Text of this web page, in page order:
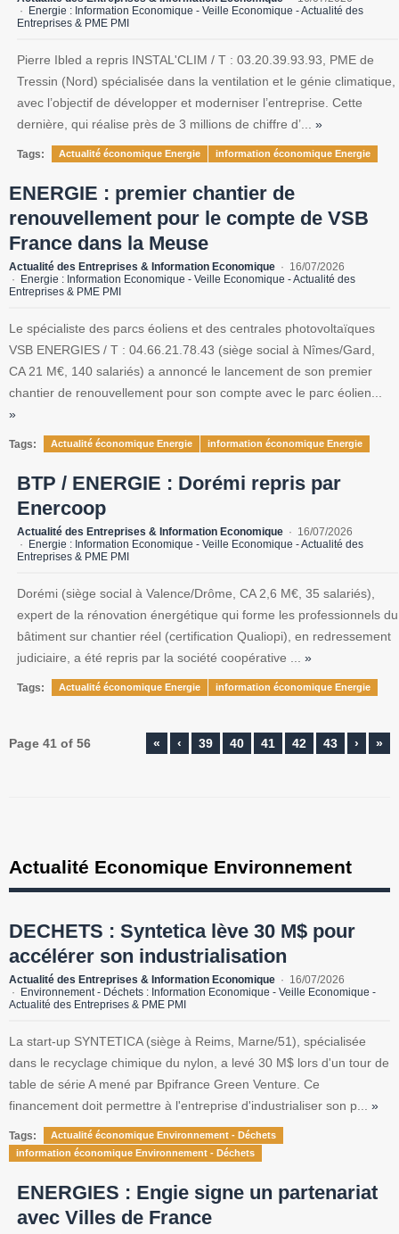
Energie : Information Economique - Veille Economique - Actualité des
Entreprises & PME PMI
Pierre Ibled a repris INSTAL'CLIM / T : 03.20.39.93.93, PME de
Tressin (Nord) spécialisée dans la ventilation et le génie climatique,
avec l’objectif de développer et moderniser l’entreprise. Cette
dernière, qui réalise près de 3 millions de chiffre d’... »
Tags: Actualité économique Energie information économique Energie
ENERGIE : premier chantier de
renouvellement pour le compte de VSB
France dans la Meuse
Actualité des Entreprises & Information Economique
16/07/2026
Energie : Information Economique - Veille Economique - Actualité des
Entreprises & PME PMI
Le spécialiste des parcs éoliens et des centrales photovoltaïques
VSB ENERGIES / T : 04.66.21.78.43 (siège social à Nîmes/Gard,
CA 21 M€, 140 salariés) a annoncé le lancement de son premier
chantier de renouvellement pour son compte avec le parc éolien...
»
Tags: Actualité économique Energie information économique Energie
BTP / ENERGIE : Dorémi repris par
Enercoop
Actualité des Entreprises & Information Economique
16/07/2026
Energie : Information Economique - Veille Economique - Actualité des
Entreprises & PME PMI
Dorémi (siège social à Valence/Drôme, CA 2,6 M€, 35 salariés),
expert de la rénovation énergétique qui forme les professionnels du
bâtiment sur chantier réel (certification Qualiopi), en redressement
judiciaire, a été repris par la société coopérative ... »
Tags: Actualité économique Energie information économique Energie
Page 41 of 56 « ‹ 39 40 41 42 43 › »
Actualité Economique Environnement
DECHETS : Syntetica lève 30 M$ pour
accélérer son industrialisation
Actualité des Entreprises & Information Economique
16/07/2026
Environnement - Déchets : Information Economique - Veille Economique -
Actualité des Entreprises & PME PMI
La start-up SYNTETICA (siège à Reims, Marne/51), spécialisée
dans le recyclage chimique du nylon, a levé 30 M$ lors d'un tour de
table de série A mené par Bpifrance Green Venture. Ce
financement doit permettre à l'entreprise d'industrialiser son p... »
Tags:
Actualité économique Environnement - Déchets
information économique Environnement - Déchets
ENERGIES : Engie signe un partenariat
avec Villes de France